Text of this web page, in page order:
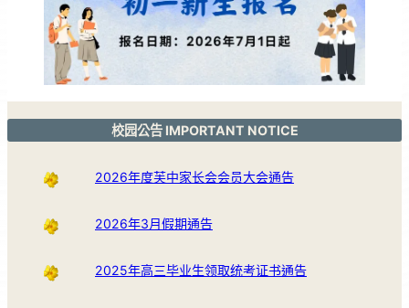
校园公告 IMPORTANT NOTICE
2026年度芙中家长会会员大会通告
2026年3月假期通告
2025年高三毕业生领取统考证书通告